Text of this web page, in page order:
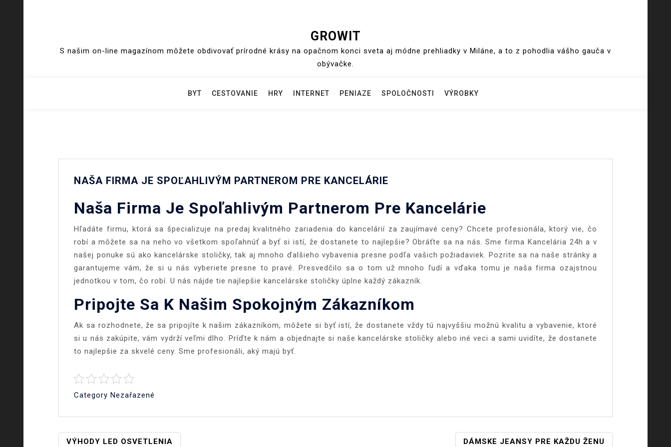
GROWIT
S našim on-line magazínom môžete obdivovať prírodné krásy na opačnom konci sveta aj módne prehliadky v Miláne, a to z pohodlia vášho gauča v
obývačke.
BYT CESTOVANIE HRY INTERNET PENIAZE SPOLOČNOSTI VÝROBKY
NAŠA FIRMA JE SPOĽAHLIVÝM PARTNEROM PRE KANCELÁRIE
Naša Firma Je Spoľahlivým Partnerom Pre Kancelárie
Hľadáte firmu, ktorá sa špecializuje na predaj kvalitného zariadenia do kancelárií za zaujímavé ceny? Chcete profesionála, ktorý vie, čo
robí a môžete sa na neho vo všetkom spoľahnúť a byť si istí, že dostanete to najlepšie? Obráťte sa na nás. Sme firma Kancelária 24h a v
našej ponuke sú ako kancelárske stoličky, tak aj mnoho ďalšieho vybavenia presne podľa vašich požiadaviek. Pozrite sa na naše stránky a
garantujeme vám, že si u nás vyberiete presne to pravé. Presvedčilo sa o tom už mnoho ľudí a vďaka tomu je naša firma ozajstnou
jednotkou v tom, čo robí. U nás nájde tie najlepšie kancelárske stoličky úplne každý zákazník.
Pripojte Sa K Našim Spokojným Zákazníkom
Ak sa rozhodnete, že sa pripojíte k našim zákazníkom, môžete si byť istí, že dostanete vždy tú najvyššiu možnú kvalitu a vybavenie, ktoré
si u nás zakúpite, vám vydrží veľmi dlho. Príďte k nám a objednajte si naše kancelárske stoličky alebo iné veci a sami uvidíte, že dostanete
to najlepšie za skvelé ceny. Sme profesionáli, aký majú byť.
Category Nezařazené
Navigace
VÝHODY LED OSVETLENIA DÁMSKE JEANSY PRE KAŽDU ŽENU